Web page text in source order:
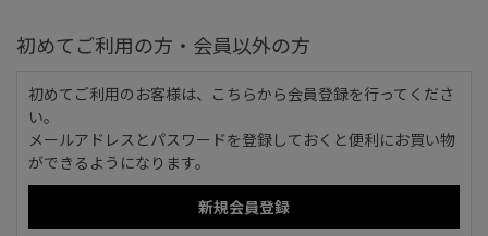
初めてご利用の方・会員以外の方
初めてご利用のお客様は、こちらから会員登録を行ってくださ
い。
メールアドレスとパスワードを登録しておくと便利にお買い物
ができるようになります。